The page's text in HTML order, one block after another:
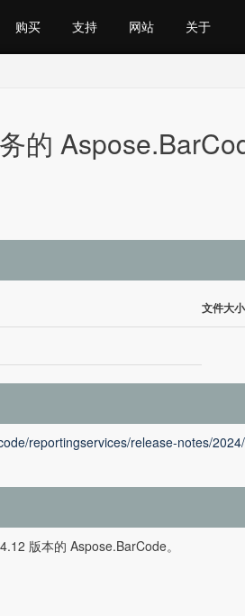
购买 支持 网站 关于
的
文件大
reportingservices/release-notes/
版本的 Aspose.BarCode。